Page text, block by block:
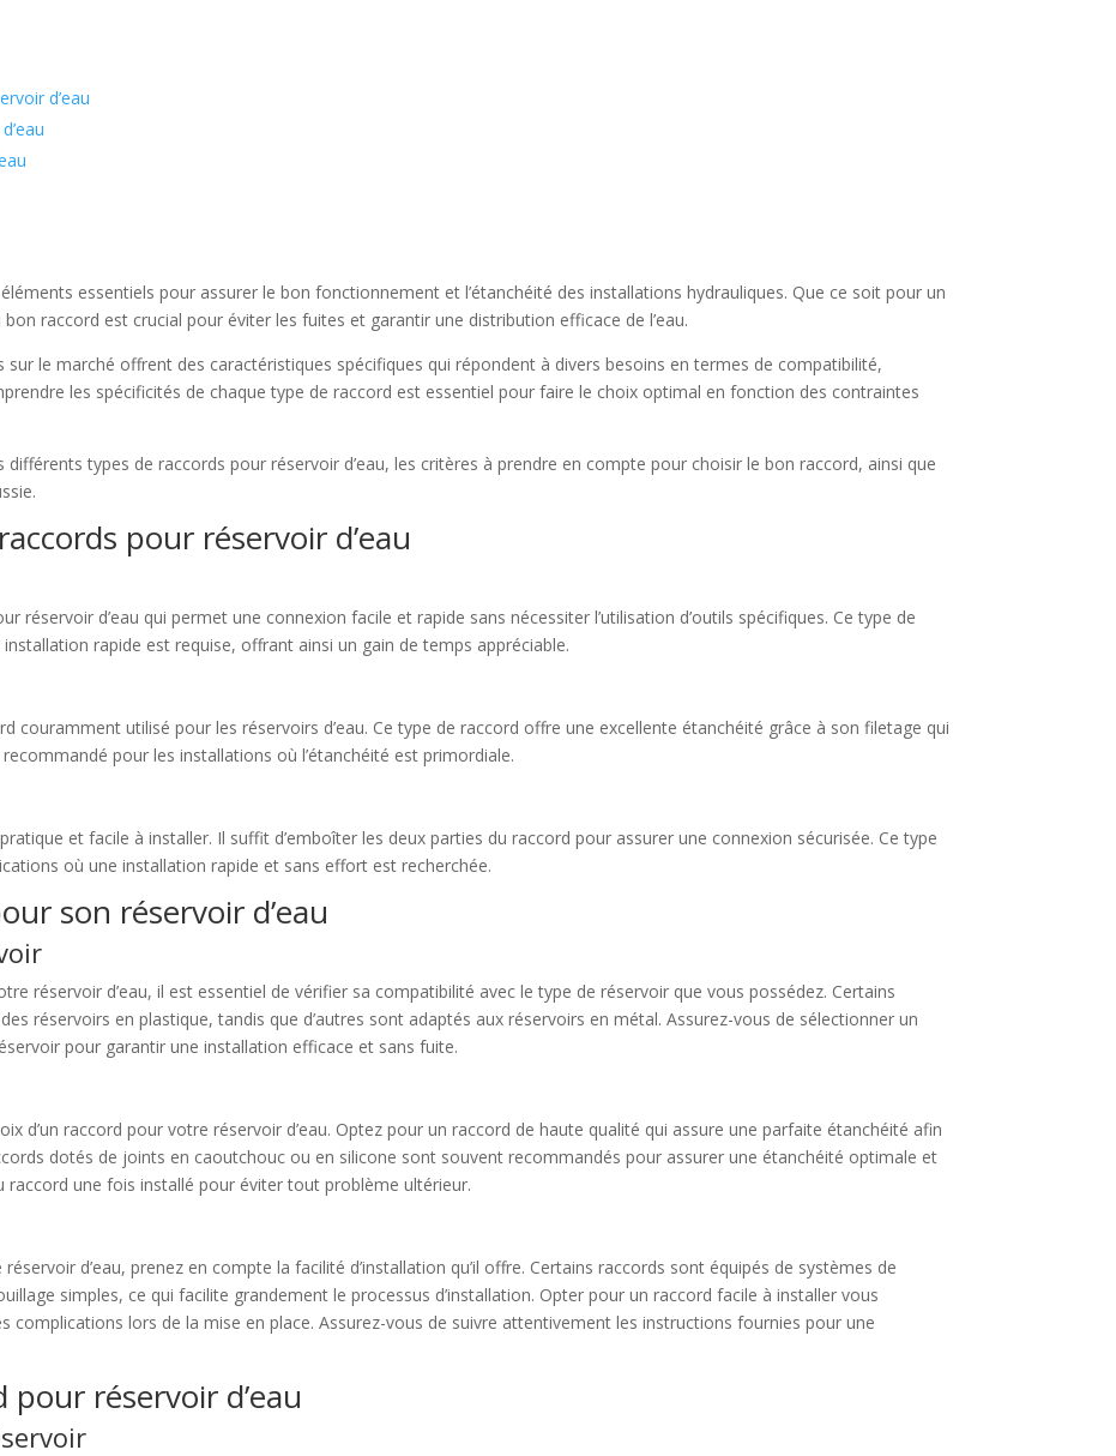
d’eau
essentiels pour assurer le bon fonctionnement et l’étanchéité des installations hydrauliques. Que ce soit pour un
raccord est crucial pour éviter les fuites et garantir une distribution efficace de l’eau.
le marché offrent des caractéristiques spécifiques qui répondent à divers besoins en termes de compatibilité,
les spécificités de chaque type de raccord est essentiel pour faire le choix optimal en fonction des contraintes
types de raccords pour réservoir d’eau, les critères à prendre en compte pour choisir le bon raccord, ainsi que
pour réservoir d’eau
réservoir d’eau qui permet une connexion facile et rapide sans nécessiter l’utilisation d’outils spécifiques. Ce type de
rapide est requise, offrant ainsi un gain de temps appréciable.
couramment utilisé pour les réservoirs d’eau. Ce type de raccord offre une excellente étanchéité grâce à son filetage qui
pour les installations où l’étanchéité est primordiale.
et facile à installer. Il suffit d’emboîter les deux parties du raccord pour assurer une connexion sécurisée. Ce type
où une installation rapide et sans effort est recherchée.
son réservoir d’eau
réservoir d’eau, il est essentiel de vérifier sa compatibilité avec le type de réservoir que vous possédez. Certains
réservoirs en plastique, tandis que d’autres sont adaptés aux réservoirs en métal. Assurez-vous de sélectionner un
pour garantir une installation efficace et sans fuite.
d’un raccord pour votre réservoir d’eau. Optez pour un raccord de haute qualité qui assure une parfaite étanchéité afin
dotés de joints en caoutchouc ou en silicone sont souvent recommandés pour assurer une étanchéité optimale et
raccord une fois installé pour éviter tout problème ultérieur.
d’eau, prenez en compte la facilité d’installation qu’il offre. Certains raccords sont équipés de systèmes de
simples, ce qui facilite grandement le processus d’installation. Opter pour un raccord facile à installer vous
complications lors de la mise en place. Assurez-vous de suivre attentivement les instructions fournies pour une
réservoir d’eau